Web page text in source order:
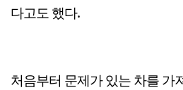
다고도 했다.
처음부터 문제가 있는 차를 가